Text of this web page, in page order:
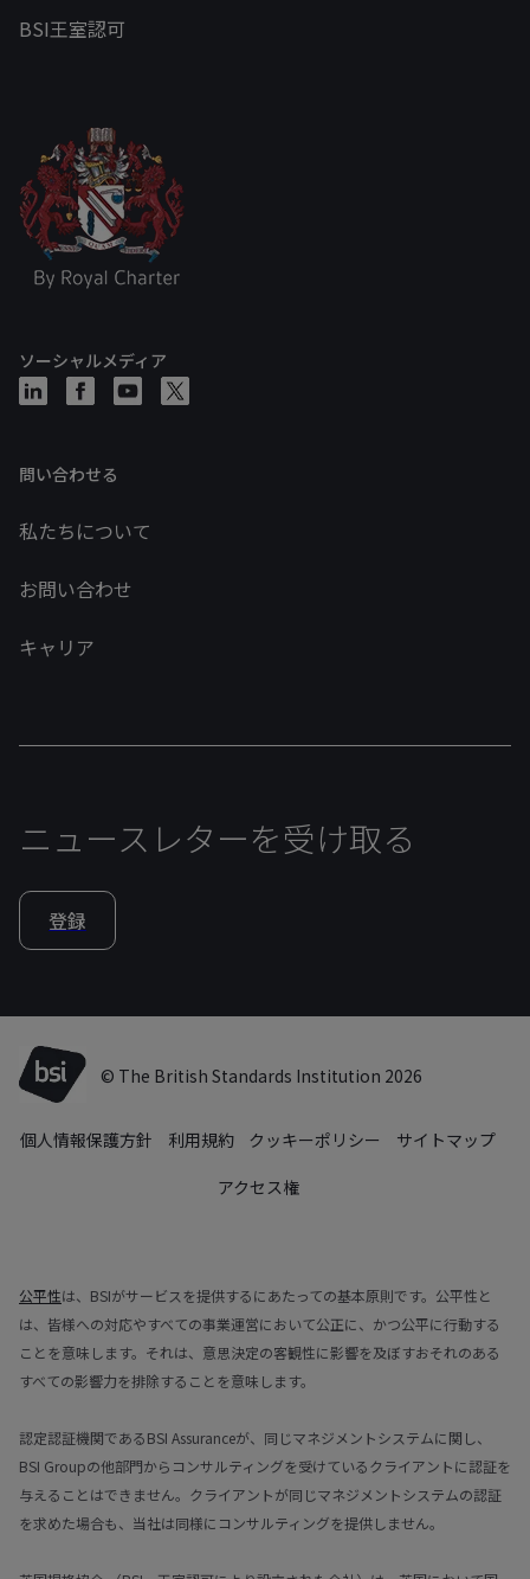
BSI王室認可
ソーシャルメディア
問い合わせる
私たちについて
お問い合わせ
キャリア
ニュースレターを受け取る
登録
© The British Standards Institution 2026
個人情報保護方針 利用規約 クッキーポリシー
サイトマップ
アクセス権
公平性は、BSIがサービスを提供するにあたっての基本原則です。公平性と
は、皆様への対応やすべての事業運営において公正に、かつ公平に行動する
ことを意味します。それは、意思決定の客観性に影響を及ぼすおそれのある
すべての影響力を排除することを意味します。
認定認証機関であるBSI Assuranceが、同じマネジメントシステムに関し、
BSI Groupの他部門からコンサルティングを受けているクライアントに認証を
与えることはできません。クライアントが同じマネジメントシステムの認証
を求めた場合も、当社は同様にコンサルティングを提供しません。